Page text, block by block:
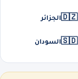
🇩🇿الجزائر
🇸🇩السودان